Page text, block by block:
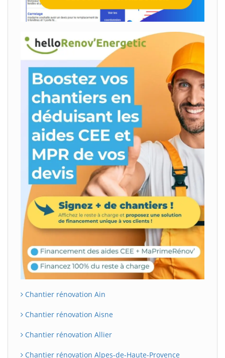
Chantier rénovation Ain
Chantier rénovation Aisne
Chantier rénovation Allier
Chantier rénovation Alpes-de-Haute-Provence